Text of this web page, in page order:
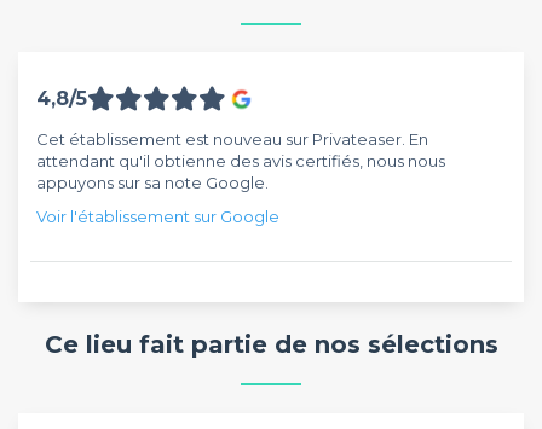
4,8/5
Cet établissement est nouveau sur Privateaser. En
attendant qu'il obtienne des avis certifiés, nous nous
appuyons sur sa note Google.
Voir l'établissement sur Google
Ce lieu fait partie de nos sélections